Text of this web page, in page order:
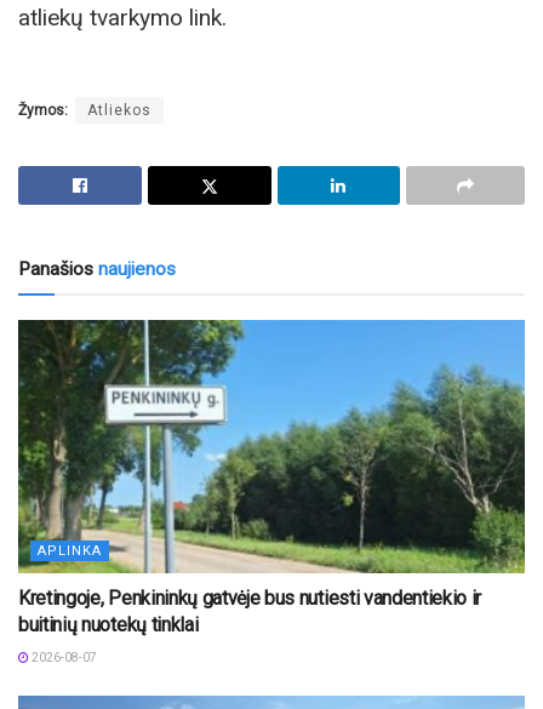
atliekų tvarkymo link.
Žymos: Atliekos
Panašios naujienos
APLINKA
Kretingoje, Penkininkų gatvėje bus nutiesti vandentiekio ir
buitinių nuotekų tinklai
2026-08-07